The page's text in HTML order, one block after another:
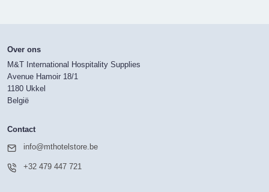
Over ons
M&T International Hospitality Supplies
Avenue Hamoir 18/1
1180 Ukkel
België
Contact
info@mthotelstore.be
+32 479 447 721